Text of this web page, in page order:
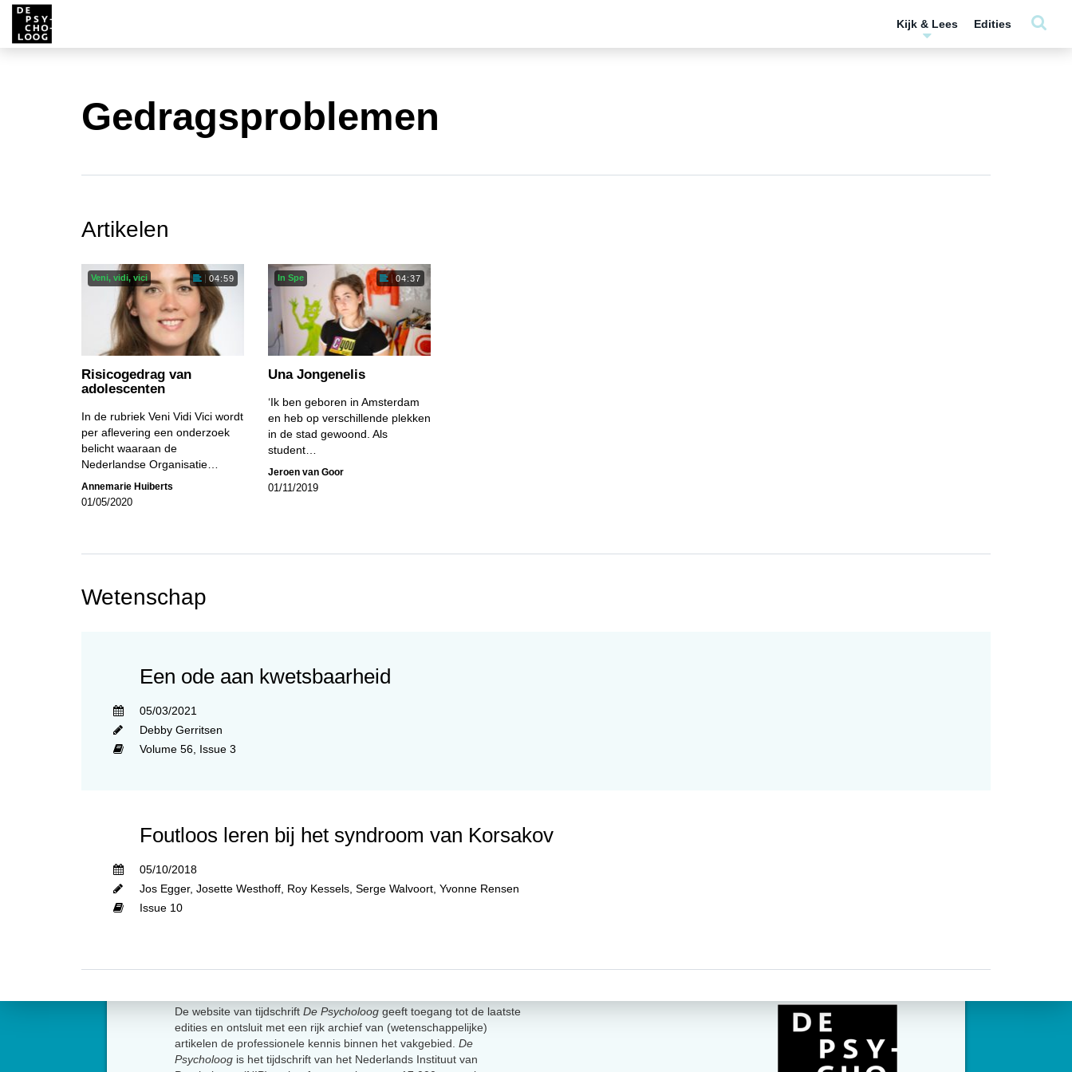
Kijk & Lees Edities
Gedragsproblemen
Artikelen
Veni, vidi, vici 04:59
Risicogedrag van
adolescenten
In de rubriek Veni Vidi Vici wordt
per aflevering een onderzoek
belicht waaraan de
Nederlandse Organisatie…
Annemarie Huiberts
01/05/2020
In Spe 04:37
Una Jongenelis
‘Ik ben geboren in Amsterdam
en heb op verschillende plekken
in de stad gewoond. Als
student…
Jeroen van Goor
01/11/2019
Wetenschap
Een ode aan kwetsbaarheid
05/03/2021
Debby Gerritsen
Volume 56, Issue 3
Foutloos leren bij het syndroom van Korsakov
05/10/2018
Jos Egger, Josette Westhoff Roy Kessels Serge Walvoort Yvonne Rensen
Issue 10
De website van tijdschrift De Psycholoog geeft toegang tot de laatste
edities en ontsluit met een rijk archief van (wetenschappelijke)
artikelen de professionele kennis binnen het vakgebied. De
Psycholoog is het tijdschrift van het Nederlands Instituut van